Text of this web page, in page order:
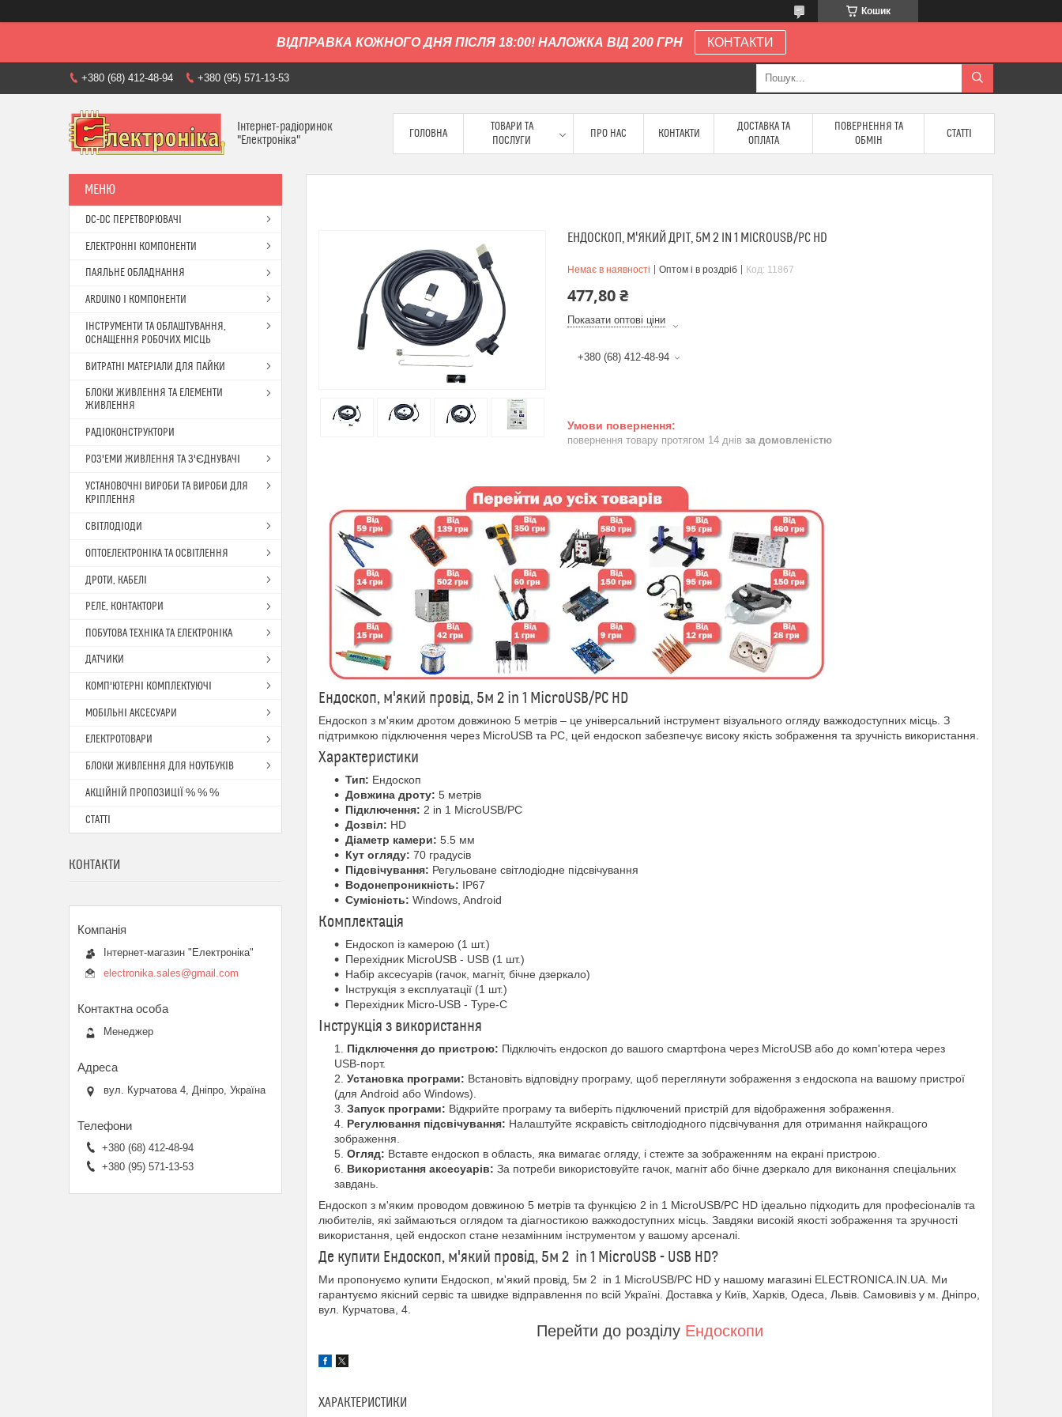
Кошик
ВІДПРАВКА КОЖНОГО ДНЯ ПІСЛЯ 18:00! НАЛОЖКА ВІД 200 ГРН КОНТАКТИ
+380 (68) 412-48-94 +380 (95) 571-13-53
Інтернет-радіоринок
"Електроніка"
ГОЛОВНА
ТОВАРИ ТА
ПОСЛУГИ
ПРО НАС КОНТАКТИ
ДОСТАВКА ТА
ОПЛАТА
ПОВЕРНЕННЯ ТА
ОБМІН
СТАТТІ
ЕНДОСКОП, М'ЯКИЙ ДРІТ, 5М 2 IN 1 MICROUSB/PC HD
Немає в наявності Оптом і в роздріб Код: 11867
477,80 ₴
Показати оптові ціни
+380 (68) 412-48-94
повернення товару протягом 14 днів за домовленістю
Ендоскоп, м'який провід, 5м 2 in 1 MicroUSB/PC HD
Ендоскоп з м'яким дротом довжиною 5 метрів – це універсальний інструмент візуального огляду важкодоступних місць. З
підтримкою підключення через MicroUSB та PC, цей ендоскоп забезпечує високу якість зображення та зручність використання.
Характеристики
Тип: Ендоскоп
Довжина дроту: 5 метрів
Підключення: 2 in 1 MicroUSB/PC
Дозвіл: HD
Діаметр камери: 5.5 мм
Кут огляду: 70 градусів
Підсвічування: Регульоване світлодіодне підсвічування
Водонепроникність: IP67
Сумісність: Windows, Android
Комплектація
Ендоскоп із камерою (1 шт.)
Перехідник MicroUSB - USB (1 шт.)
Набір аксесуарів (гачок, магніт, бічне дзеркало)
Інструкція з експлуатації (1 шт.)
Перехідник Micro-USB - Type-C
Інструкція з використання
Підключення до пристрою: Підключіть ендоскоп до вашого смартфона через MicroUSB або до комп'ютера через
USB-порт.
Установка програми: Встановіть відповідну програму, щоб переглянути зображення з ендоскопа на вашому пристрої
(для Android або Windows).
Запуск програми: Відкрийте програму та виберіть підключений пристрій для відображення зображення.
Регулювання підсвічування: Налаштуйте яскравість світлодіодного підсвічування для отримання найкращого
зображення.
Огляд: Вставте ендоскоп в область, яка вимагає огляду, і стежте за зображенням на екрані пристрою.
Використання аксесуарів: За потреби використовуйте гачок, магніт або бічне дзеркало для виконання спеціальних
завдань.
Ендоскоп з м'яким проводом довжиною 5 метрів та функцією 2 in 1 MicroUSB/PC HD ідеально підходить для професіоналів та
любителів, які займаються оглядом та діагностикою важкодоступних місць. Завдяки високій якості зображення та зручності
використання, цей ендоскоп стане незамінним інструментом у вашому арсеналі.
Де купити Ендоскоп, м'який провід, 5м 2 in 1 MicroUSB - USB HD?
Ми пропонуємо купити Ендоскоп, м'який провід, 5м 2 in 1 MicroUSB/PC HD у нашому магазині ELECTRONICA.IN.UA. Ми
гарантуємо якісний сервіс та швидке відправлення по всій Україні. Доставка у Київ, Харків, Одеса, Львів. Самовивіз у м. Дніпро,
вул. Курчатова, 4.
Перейти до розділу Ендоскопи
ХАРАКТЕРИСТИКИ
DC-DC ПЕРЕТВОРЮВАЧІ
ЕЛЕКТРОННІ КОМПОНЕНТИ
ПАЯЛЬНЕ ОБЛАДНАННЯ
ARDUINO І КОМПОНЕНТИ
ІНСТРУМЕНТИ ТА ОБЛАШТУВАННЯ,
ОСНАЩЕННЯ РОБОЧИХ МІСЦЬ
ВИТРАТНІ МАТЕРІАЛИ ДЛЯ ПАЙКИ
БЛОКИ ЖИВЛЕННЯ ТА ЕЛЕМЕНТИ
ЖИВЛЕННЯ
РАДІОКОНСТРУКТОРИ
РОЗ'ЕМИ ЖИВЛЕННЯ ТА З'ЄДНУВАЧІ
УСТАНОВОЧНІ ВИРОБИ ТА ВИРОБИ ДЛЯ
КРІПЛЕННЯ
СВІТЛОДІОДИ
ОПТОЕЛЕКТРОНІКА ТА ОСВІТЛЕННЯ
ДРОТИ, КАБЕЛІ
РЕЛЕ, КОНТАКТОРИ
ПОБУТОВА ТЕХНІКА ТА ЕЛЕКТРОНІКА
ДАТЧИКИ
КОМП'ЮТЕРНІ КОМПЛЕКТУЮЧІ
МОБІЛЬНІ АКСЕСУАРИ
ЕЛЕКТРОТОВАРИ
БЛОКИ ЖИВЛЕННЯ ДЛЯ НОУТБУКІВ
АКЦІЙНІЙ ПРОПОЗИЦІЇ % % %
СТАТТІ
КОНТАКТИ
Інтернет-магазин "Електроніка"
electronika.sales@gmail.com
Менеджер
вул. Курчатова 4, Дніпро, Україна
+380 (68) 412-48-94
+380 (95) 571-13-53